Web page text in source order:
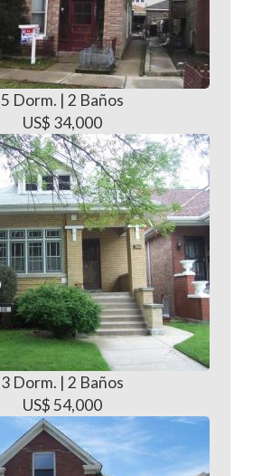
5 Dorm. | 2 Baños
US$ 34,000
3 Dorm. | 2 Baños
US$ 54,000